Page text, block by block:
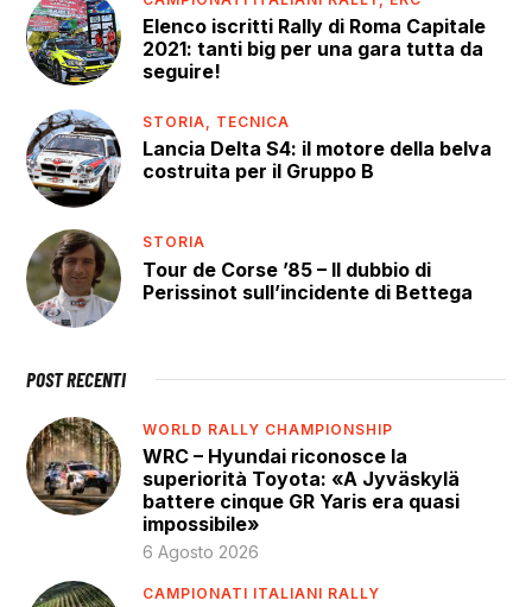
Elenco iscritti Rally di Roma Capitale
2021: tanti big per una gara tutta da
seguire!
STORIA, TECNICA
Lancia Delta S4: il motore della belva
costruita per il Gruppo B
STORIA
Tour de Corse ’85 – Il dubbio di
Perissinot sull’incidente di Bettega
POST RECENTI
WORLD RALLY CHAMPIONSHIP
WRC – Hyundai riconosce la
superiorità Toyota: «A Jyväskylä
battere cinque GR Yaris era quasi
impossibile»
6 Agosto 2026
CAMPIONATI ITALIANI RALLY